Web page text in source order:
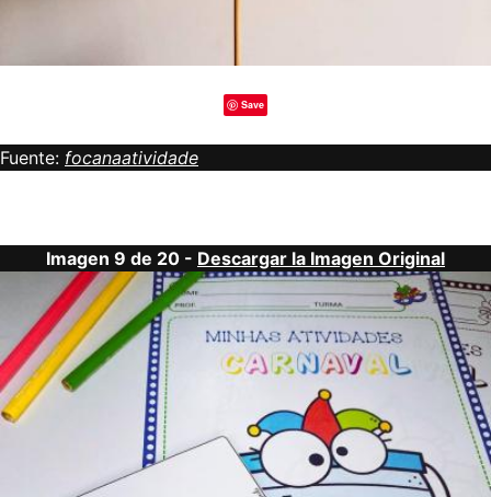
Save
Fuente: focanaatividade
Imagen 9 de 20 - Descargar la Imagen Original